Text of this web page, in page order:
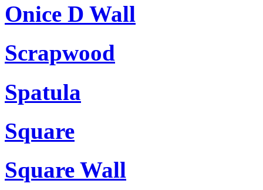
Onice D Wall
Scrapwood
Spatula
Square
Square Wall